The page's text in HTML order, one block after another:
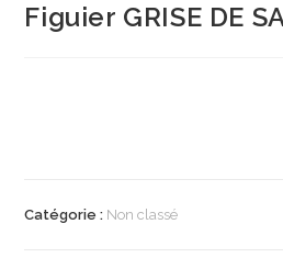
Figuier GRISE DE
Catégorie : Non classé